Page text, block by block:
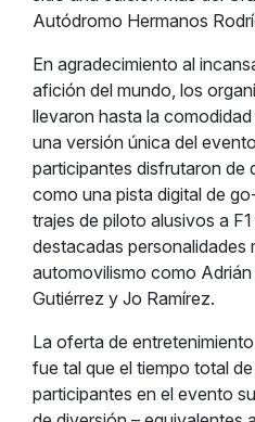
Autódromo Hermanos
En agradecimiento al
afición del mundo, los
llevaron hasta la
una versión única del
participantes disfrutaron de
como una pista digital de
trajes de piloto alusivos a
destacadas personalidades
automovilismo como
Gutiérrez y Jo Ramírez.
La oferta de
fue tal que el tiempo total
participantes en el evento